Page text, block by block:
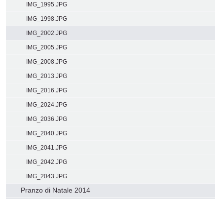
IMG_1995.JPG
IMG_1998.JPG
IMG_2002.JPG
IMG_2005.JPG
IMG_2008.JPG
IMG_2013.JPG
IMG_2016.JPG
IMG_2024.JPG
IMG_2036.JPG
IMG_2040.JPG
IMG_2041.JPG
IMG_2042.JPG
IMG_2043.JPG
Pranzo di Natale 2014